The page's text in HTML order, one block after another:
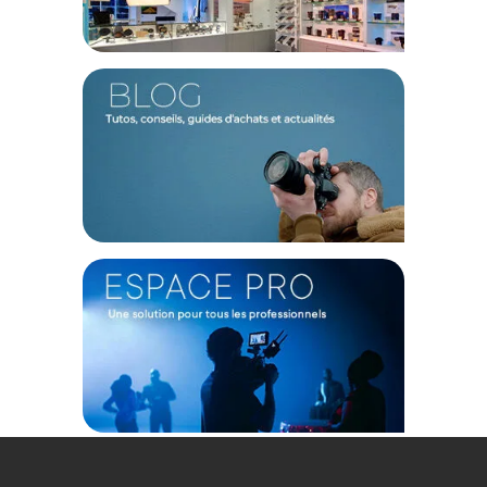
dans la capture de paysages urbains et l'immersion des
scènes de vie. Le 35 mm s'impose naturellement comme la
focale de référence pour le documentaire ou la captation de
dialogues en plan américain. Enfin, le 55 mm isole avec brio
les sujets pour sublimer les portraits intimes et les gros
plans. Ce panel vous assure une cohérence visuelle totale
Une mécanique pensée pour l'opérateur cinéma
L'homogénéité physique de ce kit facilite drastiquement les
manipulations sur votre plateau. Le diamètre de filtre unifié à
67 mm permet de transférer vos filtres ND ou Mist d'une
optique à l'autre en un clin d'œil sans multiplier les bagues
d'adaptation. La bague de mise au point, dotée d'une course
généreuse de 270 degrés, offre une résistance mécanique
parfaite au follow focus pour maintenir un point chirurgical
sur des sujets en mouvement. De son côté, la bague de
diaphragme sans clic assure des ajustements d'exposition
parfaitement silencieux et invisibles lors des changements
d'ambiance lumineuse.